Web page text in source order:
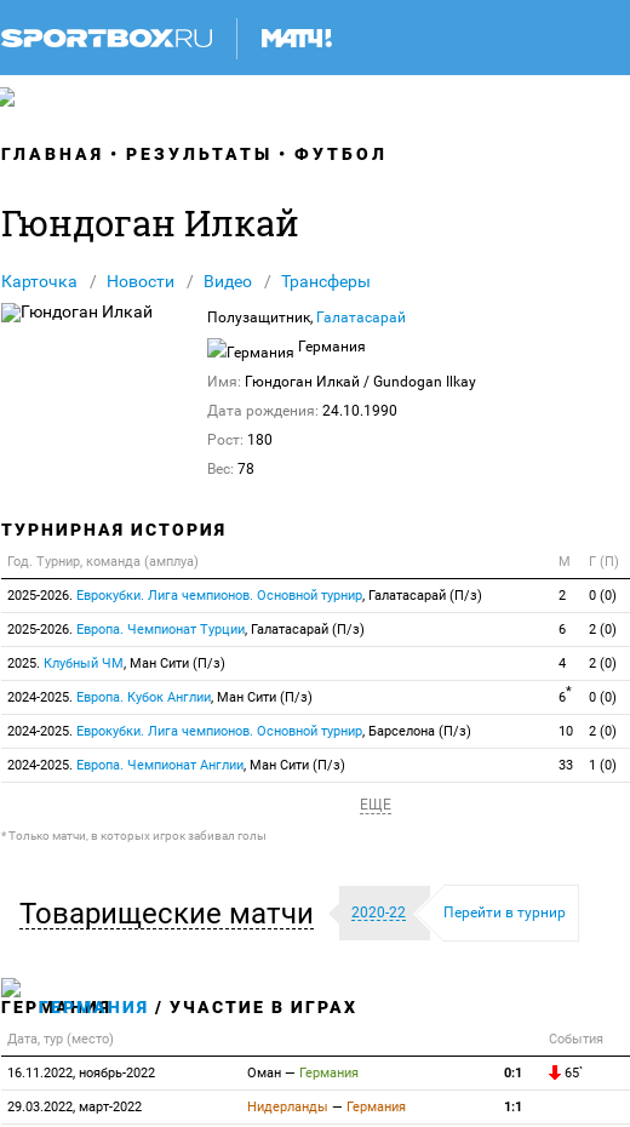
ГЛАВНАЯ РЕЗУЛЬТАТЫ ФУТБОЛ
Гюндоган Илкай
Карточка Новости Видео Трансферы
Полузащитник, Галатасарай
Германия
Имя: Гюндоган Илкай / Gundogan Ilkay
Дата рождения: 24.10.1990
Рост: 180
Вес: 78
ТУРНИРНАЯ ИСТОРИЯ
Год. Турнир, команда (амплуа) М Г (П)
2025-2026. Еврокубки. Лига чемпионов. Основной турнир, Галатасарай (П/з) 2 0 (0)
2025-2026. Европа. Чемпионат Турции, Галатасарай (П/з) 6 2 (0)
2025. Клубный ЧМ, Ман Сити (П/з) 4 2 (0)
2024-2025. Европа. Кубок Англии, Ман Сити (П/з) 6* 0 (0)
2024-2025. Еврокубки. Лига чемпионов. Основной турнир, Барселона (П/з) 10 2 (0)
2024-2025. Европа. Чемпионат Англии, Ман Сити (П/з) 33 1 (0)
ЕЩЕ
* Только матчи, в которых игрок забивал голы
Товарищеские матчи 2020-22 Перейти в турнир
ГЕРМАНИЯ / УЧАСТИЕ В ИГРАХ
Дата, тур (место) События
16.11.2022, ноябрь-2022 Оман — Германия 0:1 65`
29.03.2022, март-2022 Нидерланды — Германия 1:1